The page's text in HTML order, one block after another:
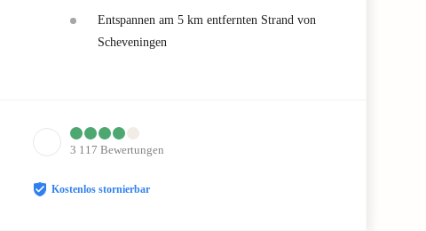
Entspannen am 5 km entfernten Strand von
Scheveningen
3 117 Bewertungen
Kostenlos stornierbar